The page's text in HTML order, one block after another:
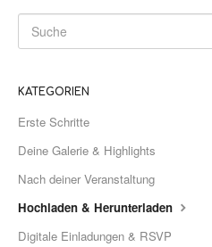
KATEGORIEN
Erste Schritte
Deine Galerie & Highlights
Nach deiner Veranstaltung
Hochladen & Herunterladen
Digitale Einladungen & RSVP